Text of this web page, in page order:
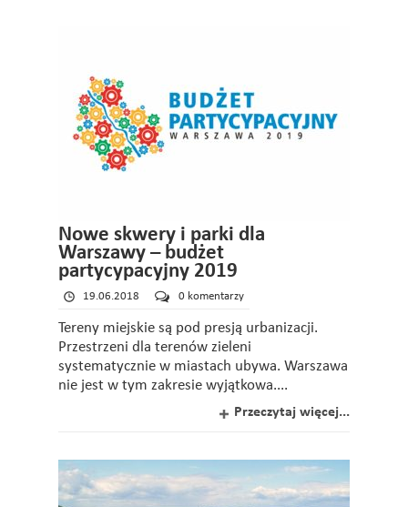
Nowe skwery i parki dla
Warszawy – budżet
partycypacyjny 2019
19.06.2018 0 komentarzy
Tereny miejskie są pod presją urbanizacji.
Przestrzeni dla terenów zieleni
systematycznie w miastach ubywa. Warszawa
nie jest w tym zakresie wyjątkowa....
Przeczytaj więcej...